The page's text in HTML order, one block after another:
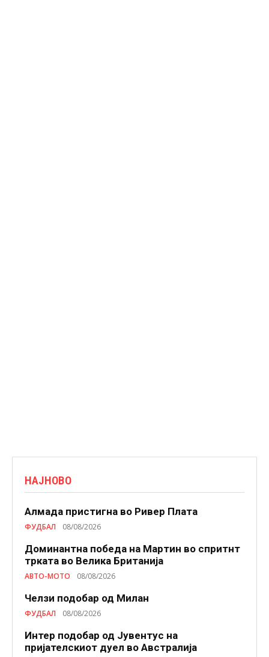
НАЈНОВО
Алмада пристигна во Ривер Плата
ФУДБАЛ 08/08/2026
Доминантна победа на Мартин во спритнт
трката во Велика Британија
АВТО-МОТО 08/08/2026
Челзи подобaр од Милан
ФУДБАЛ 08/08/2026
Интер подобар од Јувентус на
пријателскиот дуел во Австралија